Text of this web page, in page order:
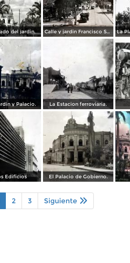
del jardin. Calle y jardin Francisco Sarabia.
y Palacio. La Estacion ferroviaria.
Edificios El Palacio de Gobierno.
2 3 Siguiente